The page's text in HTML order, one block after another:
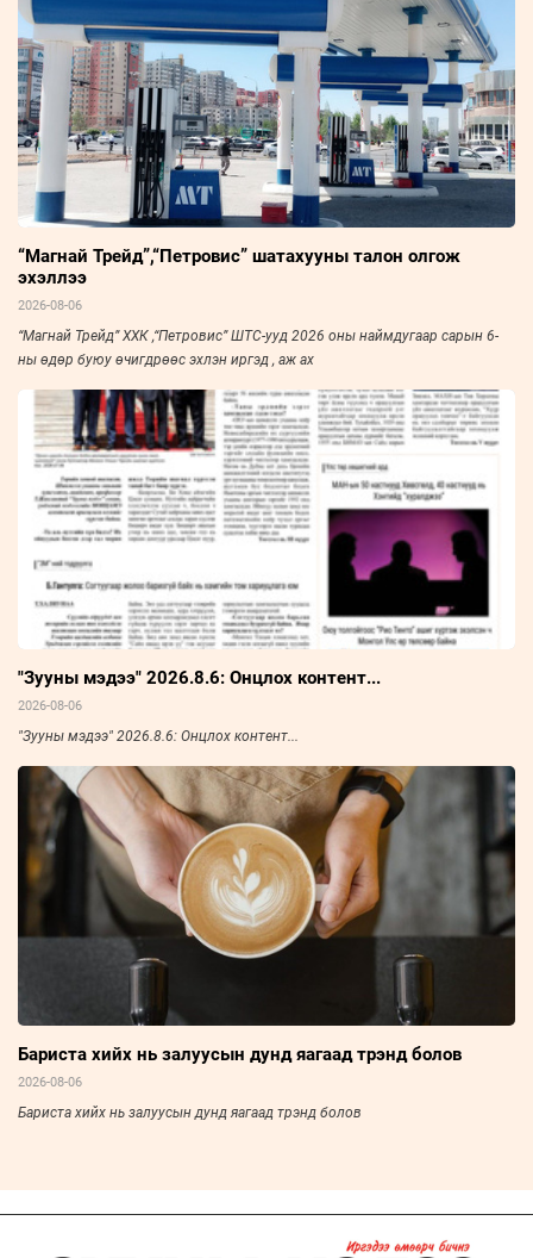
“Магнай Трейд”,“Петровис” шатахууны талон олгож
эхэллээ
2026-08-06
“Магнай Трейд” ХХК ,“Петровис” ШТС-ууд 2026 оны наймдугаар сарын 6-
ны өдөр буюу өчигдрөөс эхлэн иргэд , аж ах
"Зууны мэдээ" 2026.8.6: Онцлох контент...
2026-08-06
"Зууны мэдээ" 2026.8.6: Онцлох контент...
Бариста хийх нь залуусын дунд яагаад трэнд болов
2026-08-06
Бариста хийх нь залуусын дунд яагаад трэнд болов